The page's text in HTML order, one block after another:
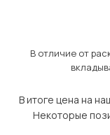
В отличие от
В итоге цена на
Некоторые